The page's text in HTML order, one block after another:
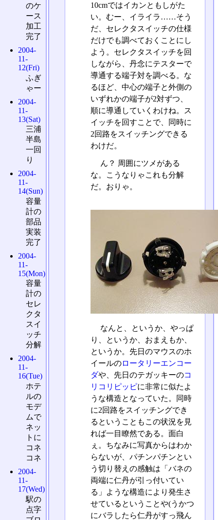
10cmではイカンともしがた
い。むー、イライラ……そう
だ、セレクタスイッチの仕様
だけでも調べておくことにし
よう。セレクタスイッチを回
しながら、丹念にテスターで
導通する端子対を調べる。な
るほど、中心の端子と外側の
いずれかの端子が2対ずつ、
順に導通していくわけね。ス
イッチを回すことで、同時に
2回路をスイッチングできる
わけだ。
ん？ 周囲にツメがある
な。こうなりゃこれも分解
だ。おりゃ。
なんと、というか、やっぱ
り、というか、おまえもか、
というか。先日のマウスのホ
イールのロータリーエンコー
ダや、先日のテガッキーのコ
リコリピッピに非常に似たよ
うな構造となっていた。同時
に2回路をスイッチングでき
るということもこの状況を見
れば一目瞭然である。面白
ぇ。ちなみに写真からはわか
らないが、パチンパチンとい
う切り替えの感触は「バネの
両端に仁丹が引っ付いてい
る」ような構造により発生さ
せているということや(うかつ
にバラしたら仁丹がすっ飛ん
のケ
ース
加工
完了
2004-
11-
12(Fri)
ふぎ
ゃー
2004-
11-
13(Sat)
三浦
半島
一回
り
2004-
11-
14(Sun)
容量
計の
部品
実装
完了
2004-
11-
15(Mon)
容量
計の
セレ
クタ
スイ
ッチ
分解
2004-
11-
16(Tue)
ホテ
ルの
モデ
ムで
ネッ
トに
コネ
コネ
2004-
11-
17(Wed)
駅の
点字